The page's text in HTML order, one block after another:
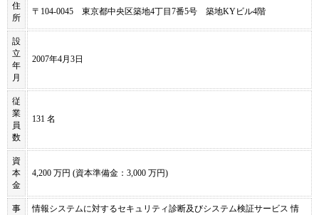
住
所
〒104-0045 東京都中央区築地4丁目7番5号 築地KYビル4階
設
立
年
月
2007年4月3日
従
業
員
数
131 名
資
本
金
4,200 万円 (資本準備金：3,000 万円)
事
情報システムに対するセキュリティ診断及びシステム検証サービス 情